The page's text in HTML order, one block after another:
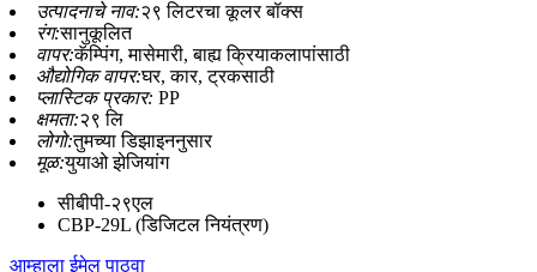
उत्पादनाचे नाव:२९ लिटरचा कूलर बॉक्स
रंग:सानुकूलित
वापर:कॅम्पिंग, मासेमारी, बाह्य क्रियाकलापांसाठी
औद्योगिक वापर:घर, कार, ट्रकसाठी
प्लास्टिक प्रकार: PP
क्षमता:२९ लि
लोगो:तुमच्या डिझाइननुसार
मूळ:युयाओ झेजियांग
सीबीपी-२९एल
CBP-29L (डिजिटल नियंत्रण)
आम्हाला ईमेल पाठवा